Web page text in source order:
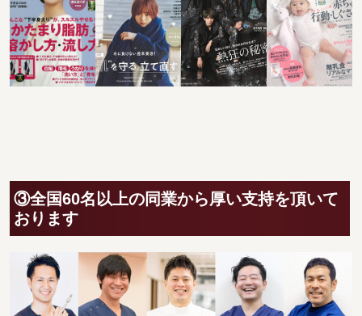
③全国60名以上の同業から厚い支持を頂いて
おります